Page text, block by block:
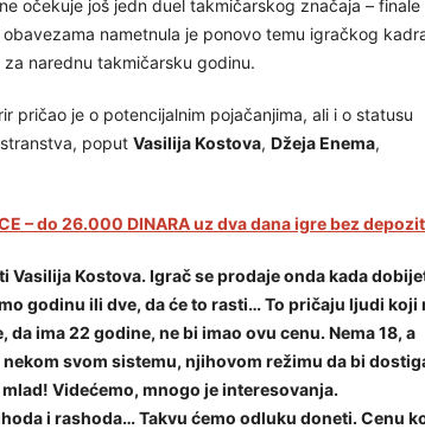
očekuje još jedn duel takmičarskog značaja – finale
nametnula je ponovo temu igračkog
narednu takmičarsku godinu.
pričao je o potencijalnim pojačanjima, ali i o statusu
poput Vasilija Kostova, Džeja Enema,
– do 26.000 DINARA uz dva dana igre bez
Vasilija Kostova. Igrač se prodaje onda kada
godinu ili dve, da će to rasti… To pričaju ljudi koji
ima 22 godine, ne bi imao ovu cenu. Nema 18, a
svom sistemu, njihovom režimu da bi
Videćemo, mnogo je interesovanja.
i rashoda… Takvu ćemo odluku doneti. Cenu